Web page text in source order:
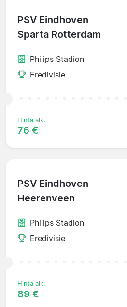
PSV Eindhoven
Sparta Rotterdam
Philips Stadion
Eredivisie
Hinta alk.
76 €
PSV Eindhoven
Heerenveen
Philips Stadion
Eredivisie
Hinta alk.
89 €